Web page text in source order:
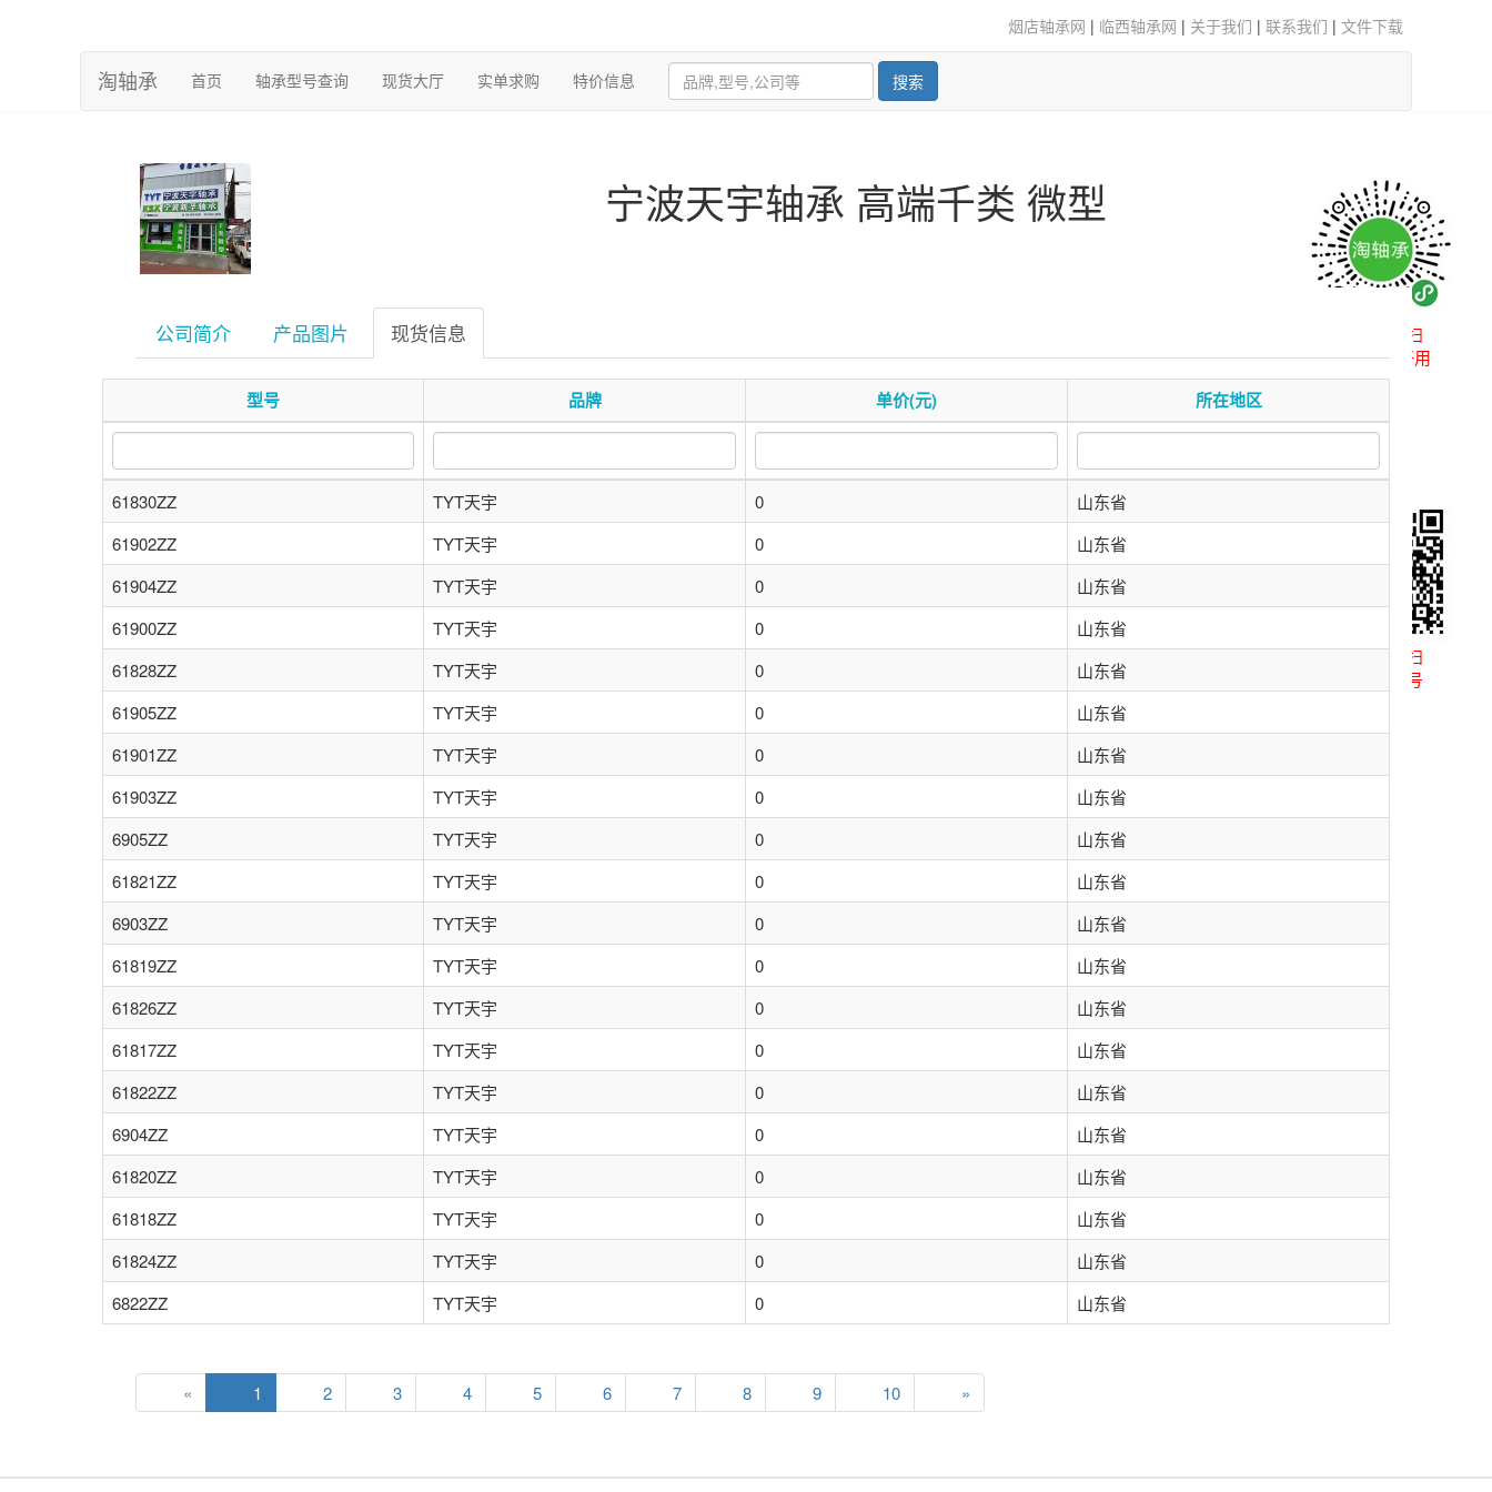
烟店轴承网 | 临西轴承网 | 关于我们 | 联系我们 | 文件下载
淘轴承 首页 (current)轴承型号查询 现货大厅 实单求购 特价信息 搜索
微信扫一扫
关注公众号
微信扫一扫
小程序更好用
宁波天宇轴承 高端千类 微型
公司简介 产品图片 现货信息
型号 品牌 单价(元) 所在地区
61830ZZ TYT天宇 0
山东省
61902ZZ
TYT天宇 0
山东省
61904ZZ
TYT天宇 0
山东省
61900ZZ
TYT天宇 0
山东省
61828ZZ
TYT天宇 0
山东省
61905ZZ
TYT天宇 0
山东省
61901ZZ
TYT天宇 0
山东省
61903ZZ
TYT天宇 0
山东省
6905ZZ
TYT天宇 0
山东省
61821ZZ
TYT天宇 0
山东省
6903ZZ
TYT天宇 0
山东省
61819ZZ
TYT天宇 0
山东省
61826ZZ
TYT天宇 0
山东省
61817ZZ
TYT天宇 0
山东省
61822ZZ
TYT天宇 0
山东省
6904ZZ
TYT天宇 0
山东省
61820ZZ
TYT天宇 0
山东省
61818ZZ
TYT天宇 0
山东省
61824ZZ
TYT天宇 0
山东省
6822ZZ
TYT天宇 0 山东省
« 1 2 3 4 5 6 7 8 9 10 »